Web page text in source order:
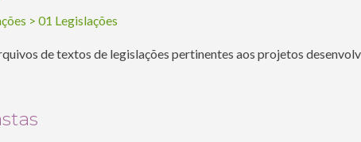
> 01 Legislações
de textos de legislações pertinentes aos projetos